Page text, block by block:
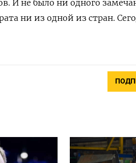
И не было ни одного
ни из одной из стран.